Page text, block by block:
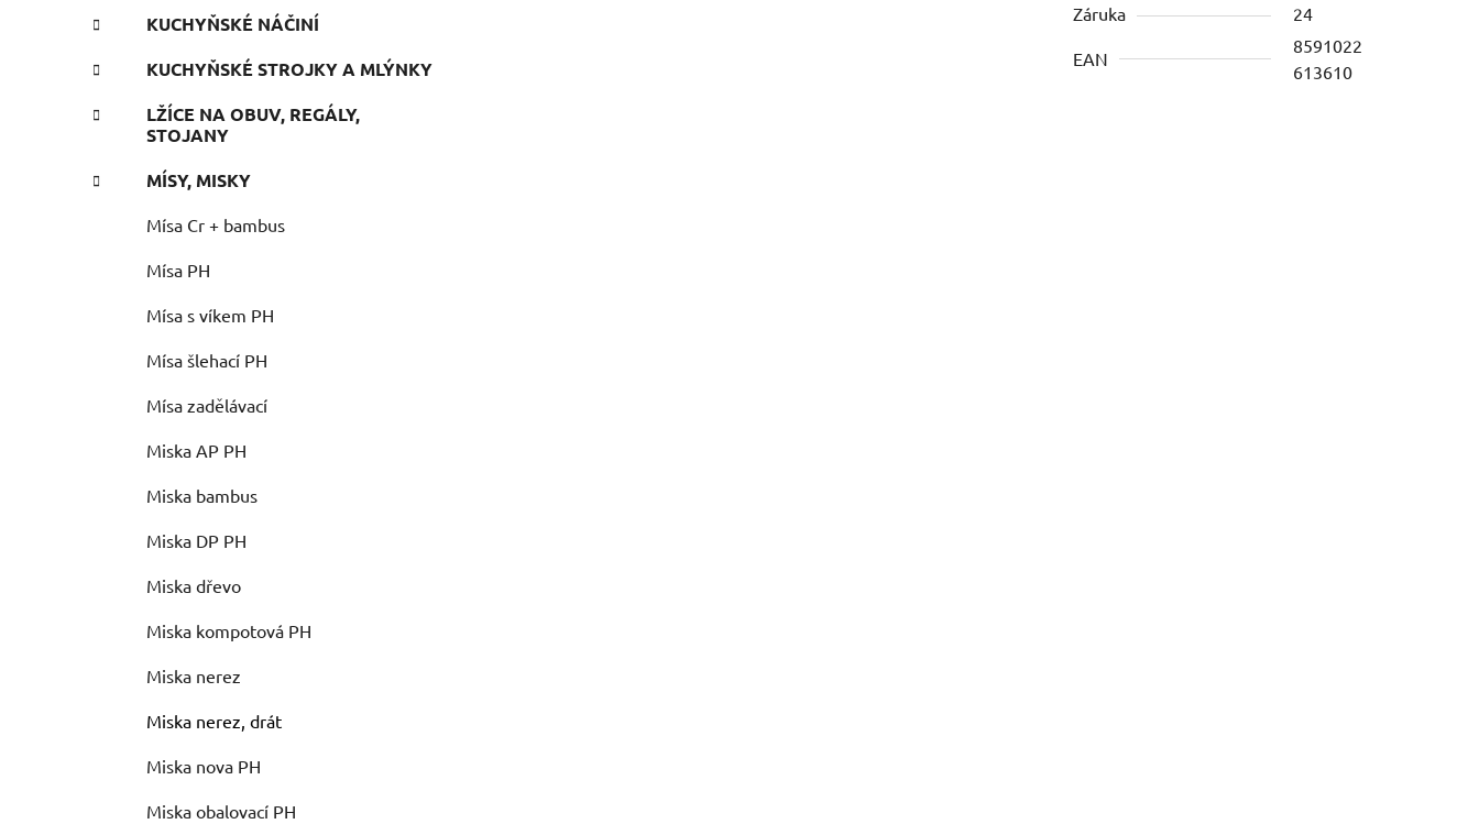
KUCHYŇSKÉ NÁČINÍ
KUCHYŇSKÉ STROJKY A MLÝNKY
LŽÍCE NA OBUV, REGÁLY,
STOJANY
MÍSY, MISKY
Mísa Cr + bambus
Mísa PH
Mísa s víkem PH
Mísa šlehací PH
Mísa zadělávací
Miska AP PH
Miska bambus
Miska DP PH
Miska dřevo
Miska kompotová PH
Miska nerez
Miska nerez, drát
Miska nova PH
Miska obalovací PH
Záruka 24
EAN
8591022
613610